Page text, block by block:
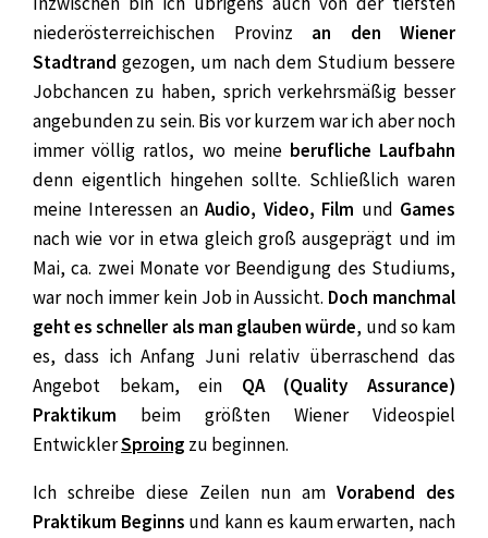
niederösterreichischen Provinz an den Wiener
Stadtrand gezogen, um nach dem Studium bessere
Jobchancen zu haben, sprich verkehrsmäßig besser
angebunden zu sein. Bis vor kurzem war ich aber noch
immer völlig ratlos, wo meine berufliche Laufbahn
denn eigentlich hingehen sollte. Schließlich waren
meine Interessen anAudio, Video, Film und Games
nach wie vor in etwa gleich groß ausgeprägt und im
Mai, ca. zwei Monate vor Beendigung des Studiums,
war noch immer kein Job in Aussicht. Doch manchmal
geht es schneller als man glauben würde, und so kam
es, dass ich Anfang Juni relativ überraschend das
Angebot bekam, ein QA (Quality Assurance)
Praktikum beim größten Wiener Videospiel
EntwicklerSproing zu beginnen.
Ich schreibe diese Zeilen nun am Vorabend des
Praktikum Beginns und kann es kaum erwarten, nach